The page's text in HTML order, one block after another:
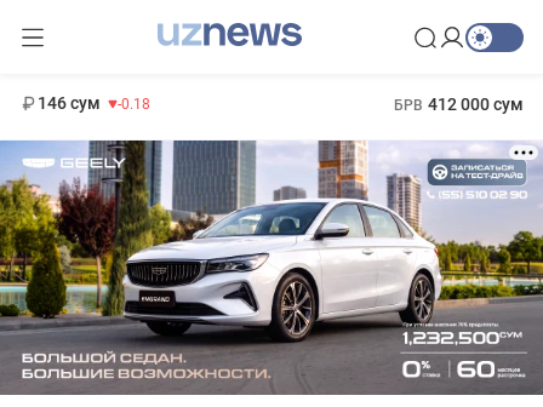
146 сум -0.18 БРВ 412 000 сум